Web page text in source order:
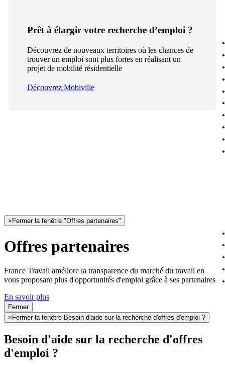
Prêt à élargir votre recherche d’emploi ?
Découvrez de nouveaux territoires où les chances de
trouver un emploi sont plus fortes en réalisant un
projet de mobilité résidentielle
Découvrez Mobiville
× Fermer la fenêtre "Offres partenaires"
Offres partenaires
France Travail améliore la transparence du marché du travail en
vous proposant plus d'opportunités d'emploi grâce à ses partenaires
En savoir plus
Fermer
× Fermer la fenêtre Besoin d'aide sur la recherche d'offres d'emploi ?
Besoin d'aide sur la recherche d'offres
d'emploi ?